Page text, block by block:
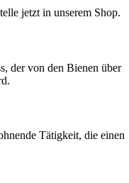
jetzt in unserem Shop.
der von den Bienen über
Tätigkeit, die einen